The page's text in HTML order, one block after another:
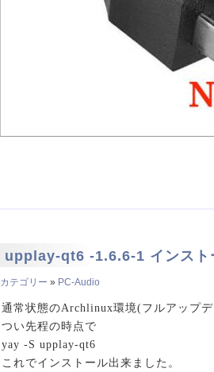
upplay-qt6 -1.6.6-1 インスト
カテゴリー » PC-Audio
通常状態のArchlinux環境(フルアップデ
つい先程の時点で
yay -S upplay-qt6
これでインストール出来ました。